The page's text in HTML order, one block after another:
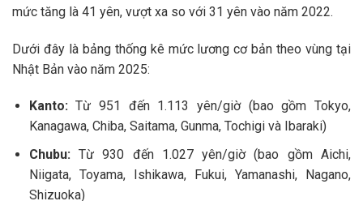
mức tăng là 41 yên, vượt xa so với 31 yên vào năm 2022.
Dưới đây là bảng thống kê mức lương cơ bản theo vùng tại
Nhật Bản vào năm 2025:
Kanto:Từ 951 đến 1.113 yên/giờ (bao gồm Tokyo,
Kanagawa, Chiba, Saitama, Gunma, Tochigi và Ibaraki)
Chubu:Từ 930 đến 1.027 yên/giờ (bao gồm Aichi,
Niigata, Toyama, Ishikawa, Fukui, Yamanashi, Nagano,
Shizuoka)